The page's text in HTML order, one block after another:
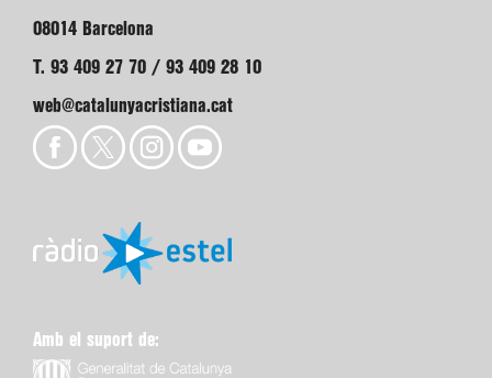
08014 Barcelona
T. 93 409 27 70 / 93 409 28 10
web@catalunyacristiana.cat
Amb el suport de: